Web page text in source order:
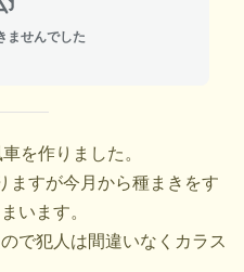
ませんでした
を作りました。
ますが今月から種まきをす
います。
で犯人は間違いなくカラス